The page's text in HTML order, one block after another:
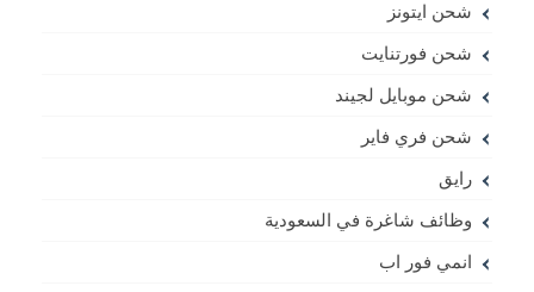
شحن ايتونز
شحن فورتنايت
شحن موبايل لجيند
شحن فري فاير
رايق
وظائف شاغرة في السعودية
انمي فور اب